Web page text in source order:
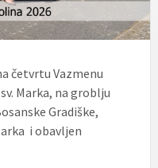
četvrtu Vazmenu
Marka, na groblju
Gradiške,
i obavljen